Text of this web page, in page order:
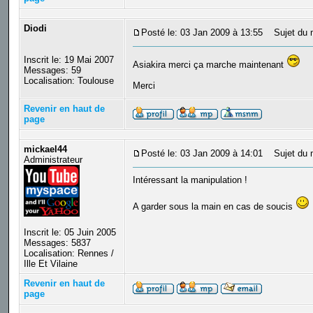
Diodi
Inscrit le: 19 Mai 2007
Messages: 59
Localisation: Toulouse
Posté le: 03 Jan 2009 à 13:55 Sujet du
Asiakira merci ça marche maintenant
Merci
Revenir en haut de
page
mickael44
Administrateur
Inscrit le: 05 Juin 2005
Messages: 5837
Localisation: Rennes /
Ille Et Vilaine
Posté le: 03 Jan 2009 à 14:01 Sujet du
Intéressant la manipulation !
A garder sous la main en cas de soucis
Revenir en haut de
page